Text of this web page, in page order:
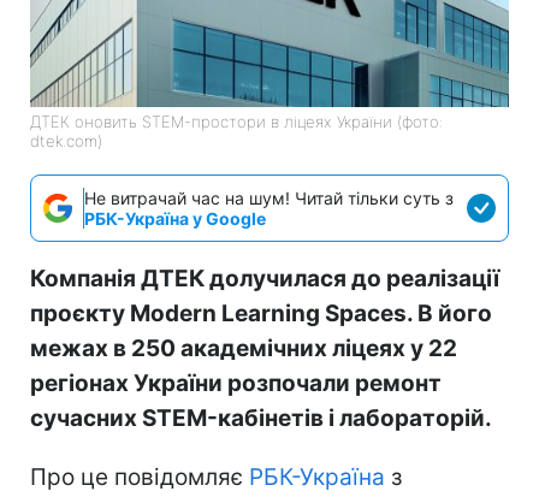
ДТЕК оновить STEM-простори в ліцеях України (фото:
dtek.com)
Не витрачай час на шум! Читай тільки суть з
РБК-Україна у Google
Компанія ДТЕК долучилася до реалізації
проєкту Modern Learning Spaces. В його
межах в 250 академічних ліцеях у 22
регіонах України розпочали ремонт
сучасних STEM-кабінетів і лабораторій.
Про це повідомляє РБК-Україна з